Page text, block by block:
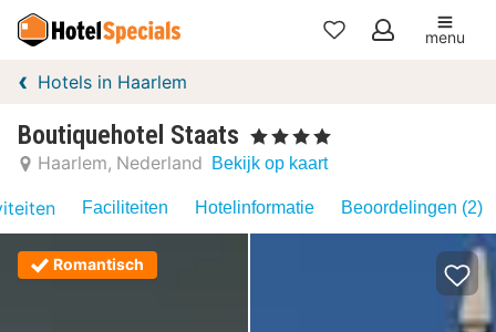
Mijn
menu
Hotels in Haarlem
Boutiquehotel Staats , 4 Sterren
Haarlem Nederland Bekijk op kaart
Faciliteiten Hotelinformatie Beoordelingen (2)
Romantisch